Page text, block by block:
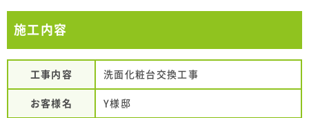
施工内容
工事内容 洗面化粧台交換工事
お客様名 Y様邸